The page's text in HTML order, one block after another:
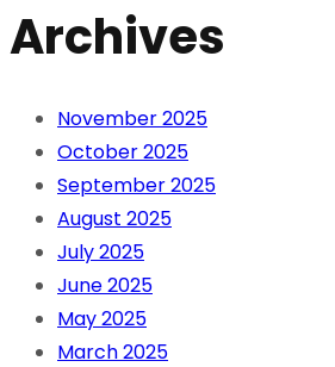
Archives
November 2025
October 2025
September 2025
August 2025
July 2025
June 2025
May 2025
March 2025